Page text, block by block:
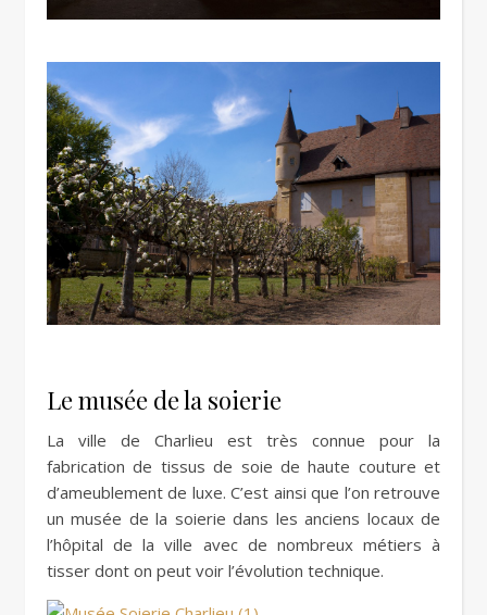
Le musée de la soierie
La ville de Charlieu est très connue pour la
fabrication de tissus de soie de haute couture et
d’ameublement de luxe. C’est ainsi que l’on retrouve
un musée de la soierie dans les anciens locaux de
l’hôpital de la ville avec de nombreux métiers à
tisser dont on peut voir l’évolution technique.